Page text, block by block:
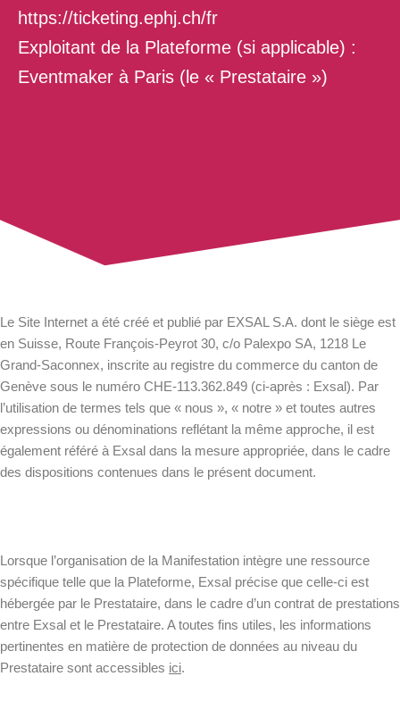
https://ticketing.ephj.ch/fr
Exploitant de la Plateforme (si applicable) :
Eventmaker à Paris (le « Prestataire »)
Le Site Internet a été créé et publié par EXSAL S.A. dont le siège est
en Suisse, Route François-Peyrot 30, c/o Palexpo SA, 1218 Le
Grand-Saconnex, inscrite au registre du commerce du canton de
Genève sous le numéro CHE‑113.362.849 (ci-après : Exsal). Par
l’utilisation de termes tels que « nous », « notre » et toutes autres
expressions ou dénominations reflétant la même approche, il est
également référé à Exsal dans la mesure appropriée, dans le cadre
des dispositions contenues dans le présent document.
Lorsque l’organisation de la Manifestation intègre une ressource
spécifique telle que la Plateforme, Exsal précise que celle-ci est
hébergée par le Prestataire, dans le cadre d’un contrat de prestations
entre Exsal et le Prestataire. A toutes fins utiles, les informations
pertinentes en matière de protection de données au niveau du
Prestataire sont accessibles ici.